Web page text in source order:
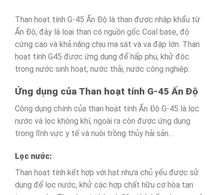
Than hoạt tính G-45 Ấn Độ là than được nhập khẩu từ
Ấn Độ, đây là loại than có nguồn gốc Coal base, độ
cứng cao và khả năng chịu ma sát và va đập lớn. Than
hoạt tính G45 được ứng dụng để hấp phụ, khử độc
trong nước sinh hoạt, nước thải, nước công nghiệp.
Ứng dụng của Than hoạt tính G-45 Ấn Độ
Công dụng chính của than hoạt tính Ấn Độ G-45 là lọc
nước và lọc không khí, ngoài ra còn được ứng dụng
trong lĩnh vực y tế và nuôi trồng thủy hải sản…
Lọc nước:
Than hoạt tính kết hợp với hạt nhựa chủ yếu được sử
dụng để lọc nước, khử các hợp chất hữu cơ hòa tan